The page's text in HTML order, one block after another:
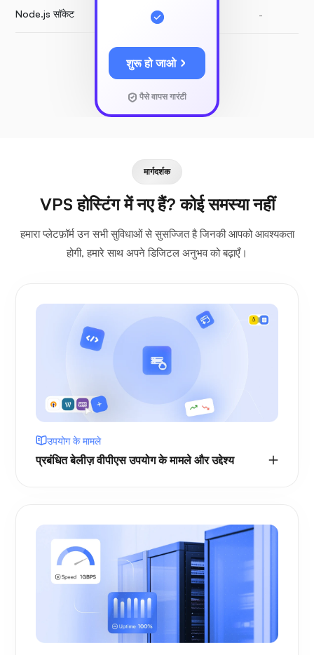
Node.js सॉकेट
शुरू हो जाओ
पैसे वापस गारंटी
-
मार्गदर्शक
VPS होस्टिंग में नए हैं? कोई समस्या नहीं
हमारा प्लेटफ़ॉर्म उन सभी सुविधाओं से सुसज्जित है जिनकी आपको आवश्यकता
होगी, हमारे साथ अपने डिजिटल अनुभव को बढ़ाएँ।
उपयोग के मामले
प्रबंधित बेलीज़ वीपीएस उपयोग के मामले और उद्देश्य